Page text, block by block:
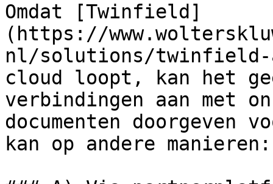
Omdat [Twinfield]
(https://
nl/solutions/twinfield-
cloud loopt, kan het
verbindingen aan met
documenten
kan op andere manieren: